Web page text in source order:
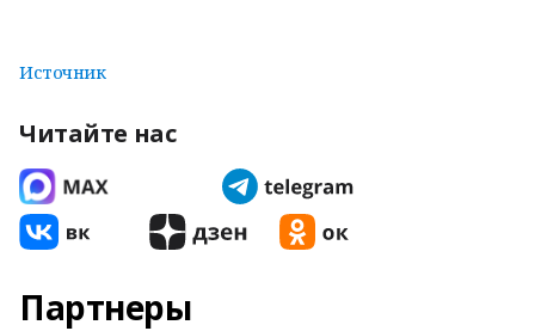
Источник
Читайте нас
Партнеры